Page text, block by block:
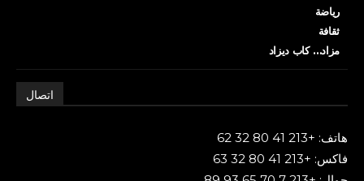
رياضة
ثقافة
مزاد… كاب ديزاد
اتصال
هاتف: +213 41 80 32 62
فاكس: +213 41 80 32 63